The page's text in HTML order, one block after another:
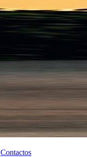
Contactos